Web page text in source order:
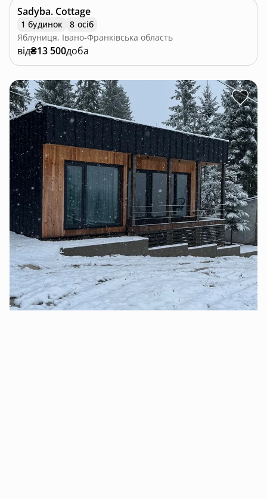
Sadyba. Cottage
1 будинок
8 осіб
Яблуниця, Івано-Франківська область
від₴13 500доба